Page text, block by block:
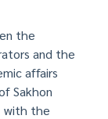
the
and the
affairs
Sakhon
with the